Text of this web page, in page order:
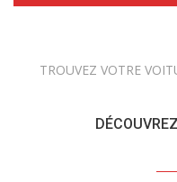
TROUVEZ VOTRE